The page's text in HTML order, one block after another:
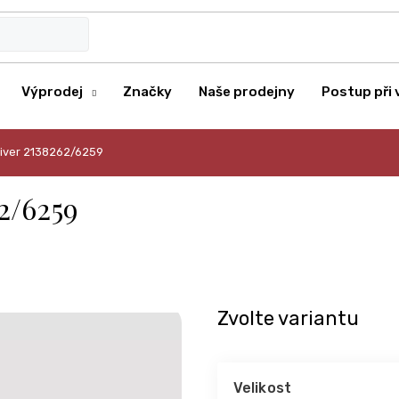
Výprodej Značky Naše prodejny Postup při
2138262/6259
6259
Zvolte variantu
Velikost